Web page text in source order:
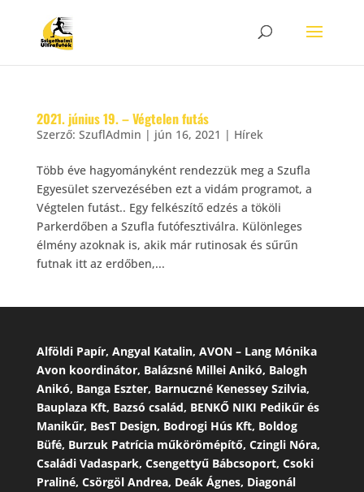
2021. június 19. – Végtelen futás
Szerző: SzuflAdmin | jún 16, 2021 | Hírek
Több éve hagyományként rendezzük meg a Szufla
Egyesület szervezésében ezt a vidám programot, a
Végtelen futást.. Egy felkészítő edzés a tököli
Parkerdőben a Szufla futófesztiválra. Különleges
élmény azoknak is, akik már rutinosak és sűrűn
futnak itt az erdőben,...
Alföldi Papír, Angyal Katalin, AVON – Lang Mónika
Avon koordinátor, Balázsné Millei Anikó, Balogh
Anikó, Banga Eszter, Barnuczné Kenessey Szilvia,
Bauplaza Kft, Bazsó család, BENKŐ NIKI Pedikűr és
Manikűr, BesT Design, Bodrogi Hús Kft, Boldog
Büfé, Burzuk Patrícia műkörömépítő, Czingli Nóra,
Családi Vadaspark, Csengettyű Bábcsoport, Csoki
Praliné, Csörgöl Andrea, Deák Ágnes, Diagonál